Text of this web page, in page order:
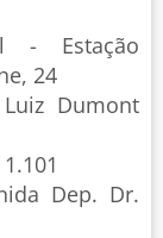
- Estação
24
Dumont
Dep. Dr.